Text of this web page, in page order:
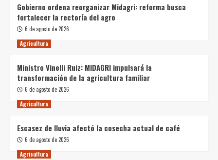
Gobierno ordena reorganizar Midagri: reforma busca
fortalecer la rectoría del agro
6 de agosto de 2026
Agricultura
Ministro Vinelli Ruiz: MIDAGRI impulsará la
transformación de la agricultura familiar
6 de agosto de 2026
Agricultura
Escasez de lluvia afectó la cosecha actual de café
6 de agosto de 2026
Agricultura